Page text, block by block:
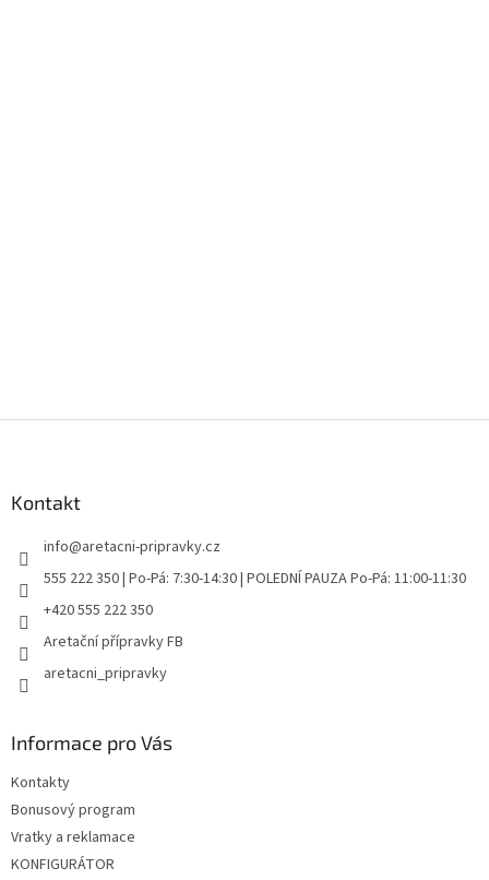
Kontakt
info@aretacni-pripravky.cz
555 222 350 | Po-Pá: 7:30-14:30 | POLEDNÍ PAUZA Po-Pá: 11:00-11:30
+420 555 222 350
Aretační přípravky FB
aretacni_pripravky
Informace pro Vás
Kontakty
Bonusový program
Vratky a reklamace
KONFIGURÁTOR